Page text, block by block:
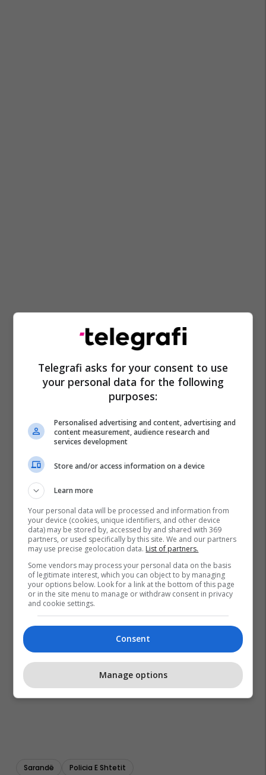
Sarandë Policia E Shtetit
Telegrafi asks for your consent to use
your personal data for the following
purposes:
Personalised advertising and content, advertising and
content measurement, audience research and
services development
Store and/or access information on a device
Learn more
Your personal data will be processed and information from
your device (cookies, unique identifiers, and other device
data) may be stored by, accessed by and shared with 369
partners, or used specifically by this site. We and our partners
may use precise geolocation data. List of partners.
Some vendors may process your personal data on the basis
of legitimate interest, which you can object to by managing
your options below. Look for a link at the bottom of this page
or in the site menu to manage or withdraw consent in privacy
and cookie settings.
Consent
Manage options